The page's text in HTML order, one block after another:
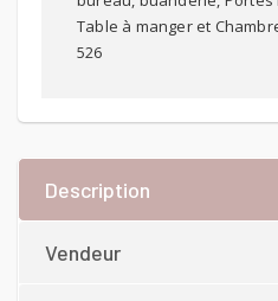
Table à manger et
526
Description
Vendeur